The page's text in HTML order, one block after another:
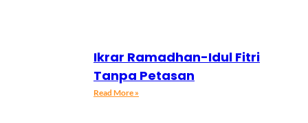
Ikrar Ramadhan-Idul Fitri
Tanpa Petasan
Read More »